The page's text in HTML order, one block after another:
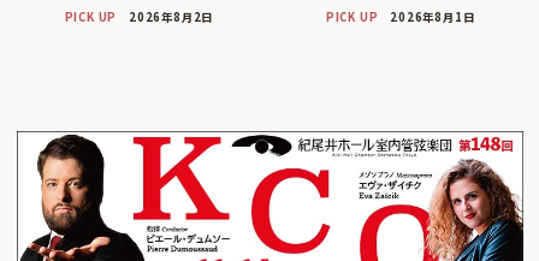
PICK UP 2026年8月2日 PICK UP 2026年8月1日